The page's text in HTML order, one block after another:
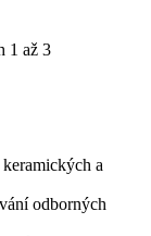
1 až 3
a
odborných